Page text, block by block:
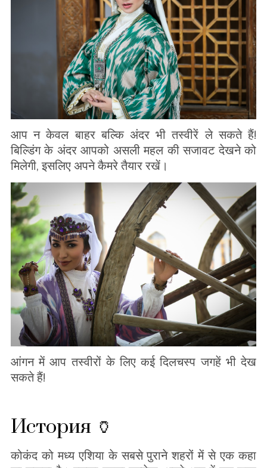
आप न केवल बाहर बल्कि अंदर भी तस्वीरें ले सकते हैं!
बिल्डिंग के अंदर आपको असली महल की सजावट देखने को
मिलेगी, इसलिए अपने कैमरे तैयार रखें।
आंगन में आप तस्वीरों के लिए कई दिलचस्प जगहें भी देख
सकते हैं!
История 🏺
कोकंद को मध्य एशिया के सबसे पुराने शहरों में से एक कहा